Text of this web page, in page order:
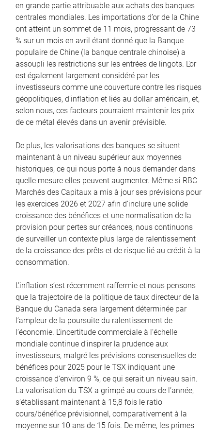
en grande partie attribuable aux achats des banques
centrales mondiales. Les importations d’or de la Chine
ont atteint un sommet de 11 mois, progressant de 73
% sur un mois en avril étant donné que la Banque
populaire de Chine (la banque centrale chinoise) a
assoupli les restrictions sur les entrées de lingots. L’or
est également largement considéré par les
investisseurs comme une couverture contre les risques
géopolitiques, d’inflation et liés au dollar américain, et,
selon nous, ces facteurs pourraient maintenir les prix
de ce métal élevés dans un avenir prévisible.
De plus, les valorisations des banques se situent
maintenant à un niveau supérieur aux moyennes
historiques, ce qui nous porte à nous demander dans
quelle mesure elles peuvent augmenter. Même si RBC
Marchés des Capitaux a mis à jour ses prévisions pour
les exercices 2026 et 2027 afin d’inclure une solide
croissance des bénéfices et une normalisation de la
provision pour pertes sur créances, nous continuons
de surveiller un contexte plus large de ralentissement
de la croissance des prêts et de risque lié au crédit à la
consommation.
L’inflation s’est récemment raffermie et nous pensons
que la trajectoire de la politique de taux directeur de la
Banque du Canada sera largement déterminée par
l’ampleur de la poursuite du ralentissement de
l’économie. L’incertitude commerciale à l’échelle
mondiale continue d’inspirer la prudence aux
investisseurs, malgré les prévisions consensuelles de
bénéfices pour 2025 pour le TSX indiquant une
croissance d’environ 9 %, ce qui serait un niveau sain.
La valorisation du TSX a grimpé au cours de l’année,
s’établissant maintenant à 15,8 fois le ratio
cours/bénéfice prévisionnel, comparativement à la
moyenne sur 10 ans de 15 fois. De même, les primes